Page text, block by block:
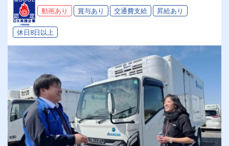
動画あり 賞与あり 交通費支給 昇給あり
休日8日以上